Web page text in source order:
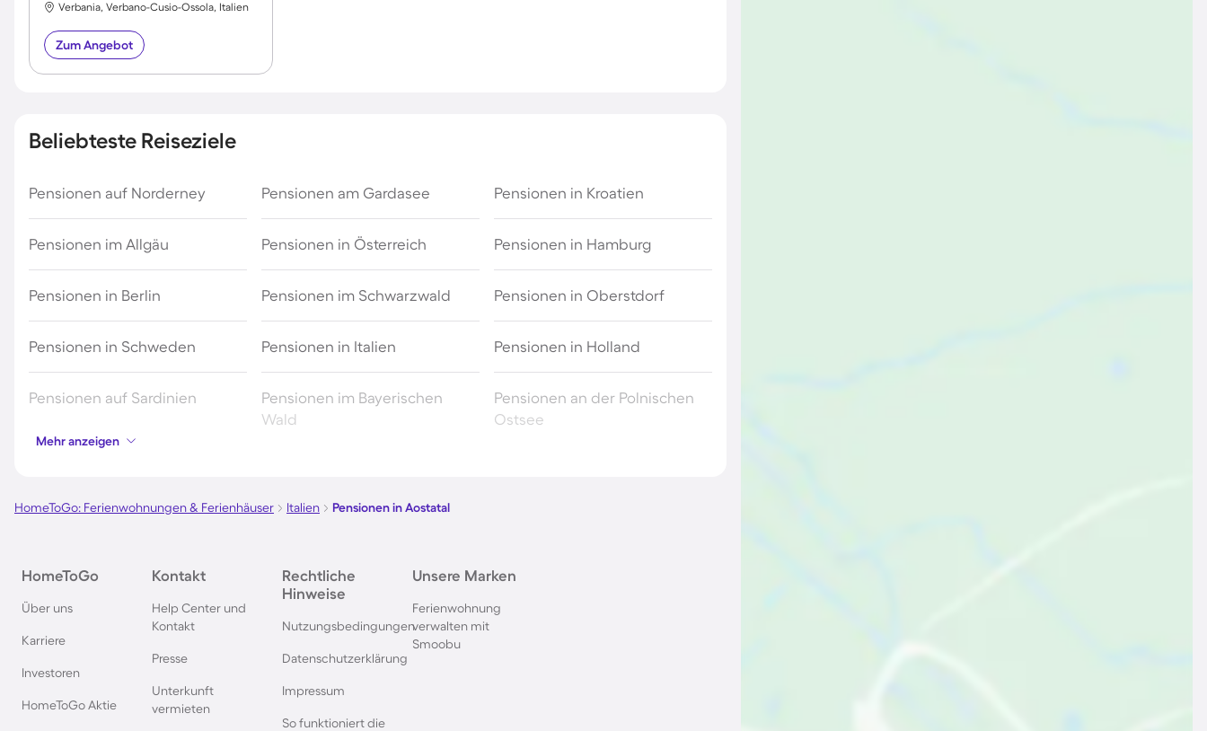
Verbania, Verbano-Cusio-Ossola, Italien
Zum Angebot
Beliebteste Reiseziele
Pensionen auf Norderney Pensionen am Gardasee Pensionen in Kroatien
Pensionen im Allgäu Pensionen in Österreich Pensionen in Hamburg
Pensionen in Berlin Pensionen im Schwarzwald Pensionen in Oberstdorf
Pensionen in Schweden Pensionen in Italien Pensionen in Holland
Pensionen auf Sardinien
Pensionen im Bayerischen
Wald
Pensionen an der Polnischen
Ostsee
Pensionen in Bayern Pensionen in Wien Pensionen in Frankreich
Pensionen in der Eifel Pensionen in Südfrankreich
Pensionen im Sauerland
Pensionen in der Bretagne
Mehr anzeigen
HomeToGo: Ferienwohnungen & Ferienhäuser Italien Pensionen in Aostatal
HomeToGo
Über uns
Karriere
Investoren
HomeToGo Aktie
Kontakt
Help Center und
Kontakt
Presse
Unterkunft
vermieten
Rechtliche
Hinweise
Nutzungsbedingungen
Datenschutzerklärung
Impressum
So funktioniert die
Unsere Marken
Ferienwohnung
verwalten mit
Smoobu